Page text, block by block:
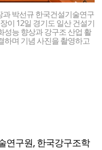
박선규 한국건설기술연구
이 12일 경기도 일산 건설기
성능 향상과 강구조 산업 활
하며 기념 사진을 촬영하고
연구원, 한국강구조학